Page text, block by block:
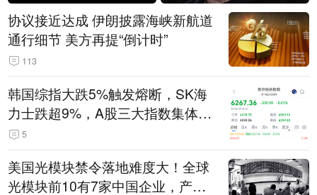
协议接近达成 伊朗披露海峡新航道
通行细节 美方再提“倒计时”
113
韩国综指大跌5%触发熔断，SK海
力士跌超9%，A股三大指数集体低
开 5
美国光模块禁令落地难度大！全球
光模块前10有7家中国企业，产业